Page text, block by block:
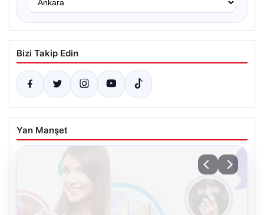
Bizi Takip Edin
Yan Manşet